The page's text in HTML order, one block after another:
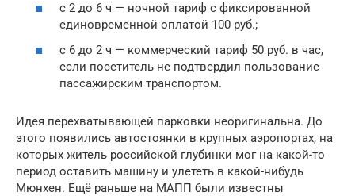
с 2 до 6 ч — ночной тариф с фиксированной
единовременной оплатой 100 руб.;
с 6 до 2 ч — коммерческий тариф 50 руб. в час,
если посетитель не подтвердил пользование
пассажирским транспортом.
Идея перехватывающей парковки неоригинальна. До
этого появились автостоянки в крупных аэропортах, на
которых житель российской глубинки мог на какой-то
период оставить машину и улететь в какой-нибудь
Мюнхен. Ещё раньше на МАПП были известны